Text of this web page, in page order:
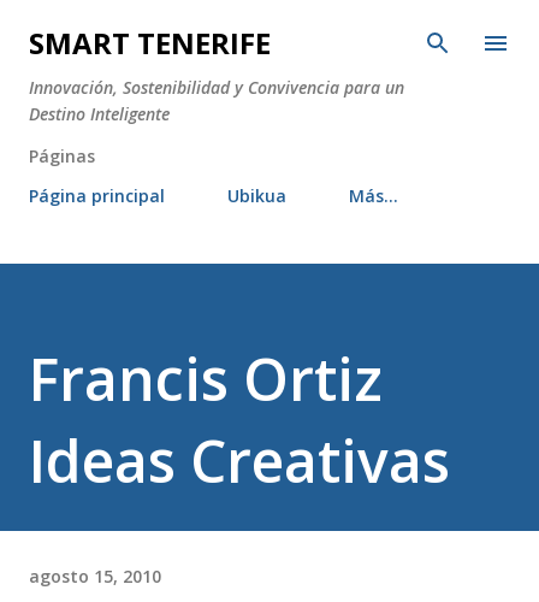
Ir al contenido principal
SMART TENERIFE
Innovación, Sostenibilidad y Convivencia para un
Destino Inteligente
Páginas
Página principal
Ubikua Más…
Francis Ortiz
Ideas Creativas
agosto 15, 2010